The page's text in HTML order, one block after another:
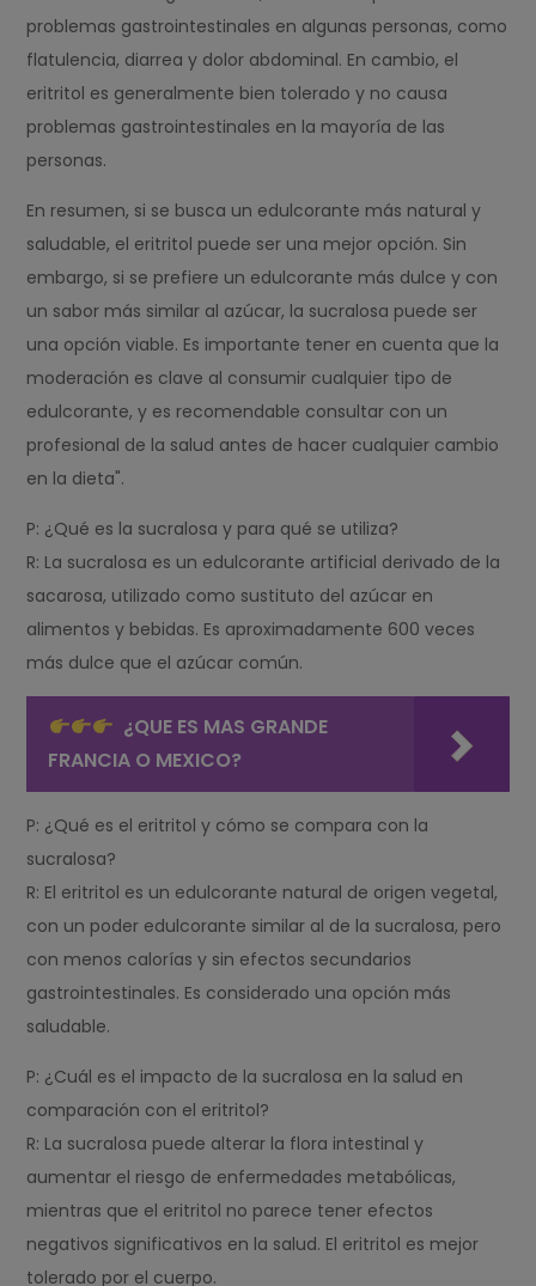
problemas gastrointestinales en algunas personas, como
flatulencia, diarrea y dolor abdominal. En cambio, el
eritritol es generalmente bien tolerado y no causa
problemas gastrointestinales en la mayoría de las
personas.
En resumen, si se busca un edulcorante más natural y
saludable, el eritritol puede ser una mejor opción. Sin
embargo, si se prefiere un edulcorante más dulce y con
un sabor más similar al azúcar, la sucralosa puede ser
una opción viable. Es importante tener en cuenta que la
moderación es clave al consumir cualquier tipo de
edulcorante, y es recomendable consultar con un
profesional de la salud antes de hacer cualquier cambio
en la dieta".
P: ¿Qué es la sucralosa y para qué se utiliza?
R: La sucralosa es un edulcorante artificial derivado de la
sacarosa, utilizado como sustituto del azúcar en
alimentos y bebidas. Es aproximadamente 600 veces
más dulce que el azúcar común.
¿QUE ES MAS GRANDE
FRANCIA O MEXICO?
P: ¿Qué es el eritritol y cómo se compara con la
sucralosa?
R: El eritritol es un edulcorante natural de origen vegetal,
con un poder edulcorante similar al de la sucralosa, pero
con menos calorías y sin efectos secundarios
gastrointestinales. Es considerado una opción más
saludable.
P: ¿Cuál es el impacto de la sucralosa en la salud en
comparación con el eritritol?
R: La sucralosa puede alterar la flora intestinal y
aumentar el riesgo de enfermedades metabólicas,
mientras que el eritritol no parece tener efectos
negativos significativos en la salud. El eritritol es mejor
tolerado por el cuerpo.